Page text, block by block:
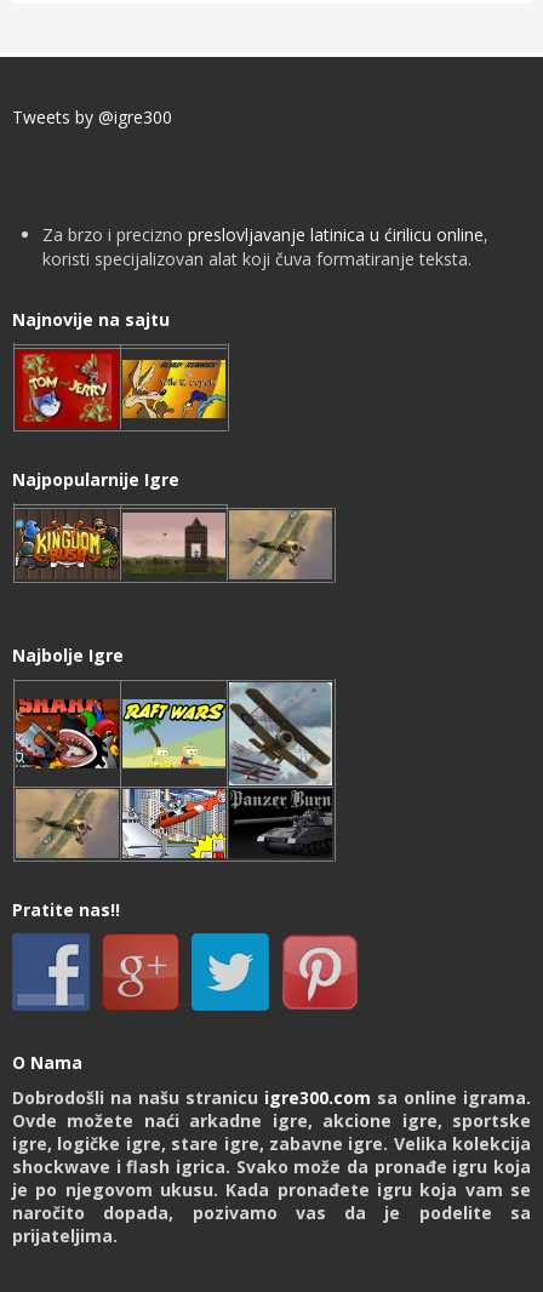
Tweets by @igre300
Za brzo i precizno preslovljavanje latinica u ćirilicu online,
koristi specijalizovan alat koji čuva formatiranje teksta.
Najnovije na sajtu
Najpopularnije Igre
Najbolje Igre
Pratite nas!!
O Nama
Dobrodošli na našu stranicu igre300.com sa online igrama.
Ovde možete naći arkadne igre, akcione igre, sportske
igre, logičke igre, stare igre, zabavne igre. Velika kolekcija
shockwave i flash igrica. Svako može da pronađe igru koja
je po njegovom ukusu. Kada pronađete igru koja vam se
naročito dopada, pozivamo vas da je podelite sa
prijateljima.